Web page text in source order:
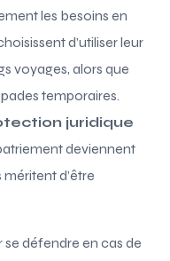
les besoins en
d’utiliser leur
voyages, alors que
temporaires.
juridique
deviennent
d’être
se défendre en cas de